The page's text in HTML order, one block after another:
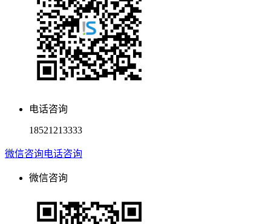
电话咨询
18521213333
微信咨询电话咨询
微信咨询